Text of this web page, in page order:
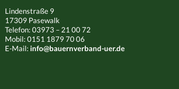
Lindenstraße 9
17309 Pasewalk
Telefon: 03973 – 21 00 72
Mobil: 0151 1879 70 06
E-Mail: info@bauernverband-uer.de